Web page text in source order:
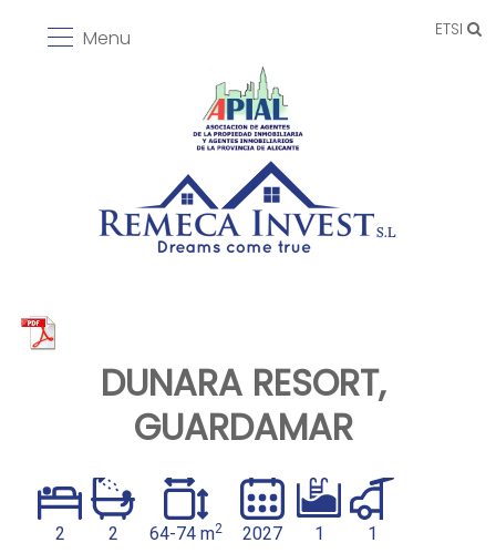
ETSI
Menu
DUNARA RESORT,
GUARDAMAR
2 2 64-74 m2 2027 1 1